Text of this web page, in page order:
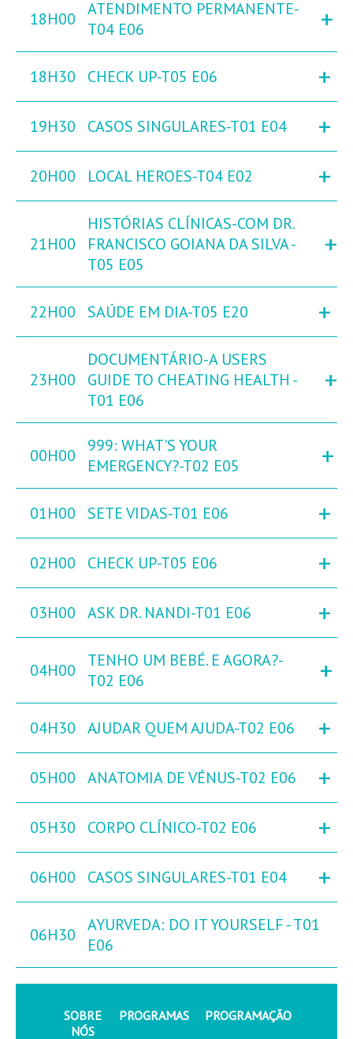
18H00
ATENDIMENTO PERMANENTE-
T04 E06
+
18H30 CHECK UP-T05 E06 +
19H30 CASOS SINGULARES-T01 E04 +
20H00 LOCAL HEROES-T04 E02 +
21H00
HISTÓRIAS CLÍNICAS-COM DR.
FRANCISCO GOIANA DA SILVA -
T05 E05
+
22H00 SAÚDE EM DIA-T05 E20 +
23H00
DOCUMENTÁRIO-A USERS
GUIDE TO CHEATING HEALTH -
T01 E06
+
00H00
999: WHAT'S YOUR
EMERGENCY?-T02 E05
+
01H00 SETE VIDAS-T01 E06 +
02H00 CHECK UP-T05 E06 +
03H00 ASK DR. NANDI-T01 E06 +
04H00
TENHO UM BEBÉ. E AGORA?-
T02 E06
+
04H30 AJUDAR QUEM AJUDA-T02 E06 +
05H00 ANATOMIA DE VÉNUS-T02 E06 +
05H30 CORPO CLÍNICO-T02 E06 +
06H00 CASOS SINGULARES-T01 E04 +
06H30
AYURVEDA: DO IT YOURSELF - T01
E06
SOBRE
NÓS
PROGRAMAS PROGRAMAÇÃO